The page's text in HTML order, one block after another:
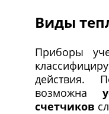
Виды
Приборы
действия.
возможна
счетчиков